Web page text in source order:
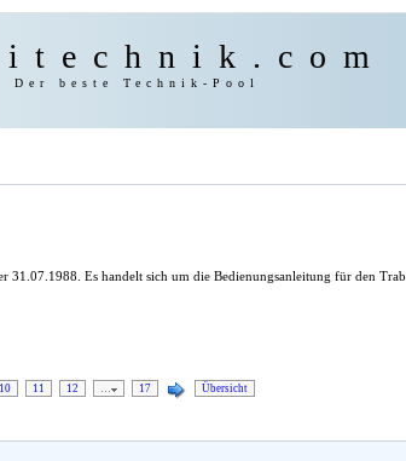
Der beste Technik-Pool
31.07.1988. Es handelt sich um die Bedienungsanleitung für den
10 11 12 … 17 Übersicht